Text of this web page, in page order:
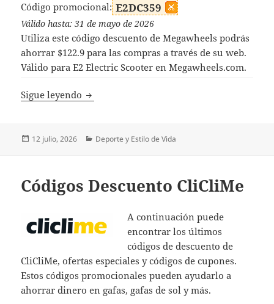
Código promocional: E2DC359
Válido hasta: 31 de mayo de 2026
Utiliza este código descuento de Megawheels podrás
ahorrar $122.9 para las compras a través de su web.
Válido para E2 Electric Scooter en Megawheels.com.
Sigue leyendo Código Descuento Megawheels
Publicado
12 julio, 2026 Categorías
Deporte y Estilo de Vida
Códigos Descuento CliCliMe
A continuación puede
encontrar los últimos
códigos de descuento de
CliCliMe, ofertas especiales y códigos de cupones.
Estos códigos promocionales pueden ayudarlo a
ahorrar dinero en gafas, gafas de sol y más.